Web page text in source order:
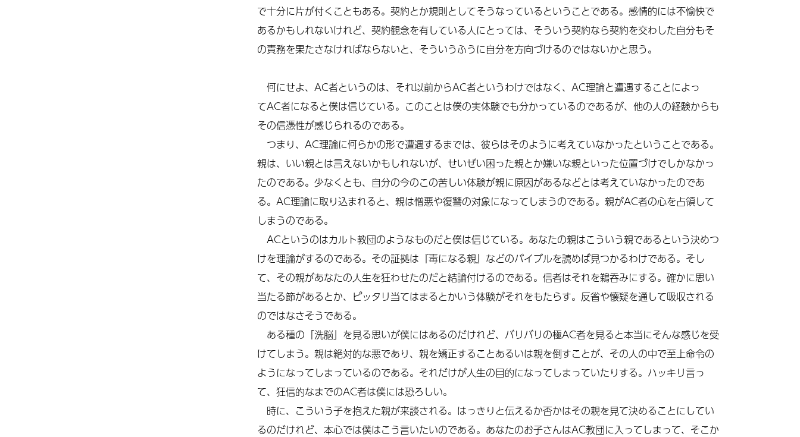
で十分に片が付くこともある。契約とか規則としてそうなっているということである。感情的には不愉快で
あるかもしれないけれど、契約観念を有している人にとっては、そういう契約なら契約を交わした自分もそ
の責務を果たさなければならないと、そういうふうに自分を方向づけるのではないかと思う。
何にせよ、 AC者というのは、それ以前からAC者というわけではなく、 AC理論と遭遇することによっ
てAC者になると僕は信じている。このことは僕の実体験でも分かっているのであるが、他の人の経験からも
その信憑性が感じられるのである。
つまり、 AC理論に何らかの形で遭遇するまでは、彼らはそのように考えていなかったということである。
親は、いい親とは言えないかもしれないが、せいぜい困った親とか嫌いな親といった位置づけでしかなかっ
たのである。少なくとも、自分の今のこの苦しい体験が親に原因があるなどとは考えていなかったのであ
る。 AC理論に取り込まれると、親は憎悪や復讐の対象になってしまうのである。親がAC者の心を占領して
しまうのである。
ACというのはカルト教団のようなものだと僕は信じている。あなたの親はこういう親であるという決めつ
けを理論がするのである。その証拠は『毒になる親』などのバイブルを読めば見つかるわけである。そし
て、その親があなたの人生を狂わせたのだと結論付けるのである。信者はそれを鵜呑みにする。確かに思い
当たる節があるとか、ピッタリ当てはまるとかいう体験がそれをもたらす。反省や懐疑を通して吸収される
のではなさそうである。
ある種の「洗脳」を見る思いが僕にはあるのだけれど、バリバリの極AC者を見ると本当にそんな感じを受
けてしまう。親は絶対的な悪であり、親を矯正することあるいは親を倒すことが、その人の中で至上命令の
ようになってしまっているのである。 それだけが人生の目的になってしまっていたりする。 ハッキリ言っ
て、狂信的なまでのAC者は僕には恐ろしい。
時に、こういう子を抱えた親が来談される。はっきりと伝えるか否かはその親を見て決めることにしてい
るのだけれど、本心では僕はこう言いたいのである。あなたのお子さんはAC教団に入ってしまって、そこか